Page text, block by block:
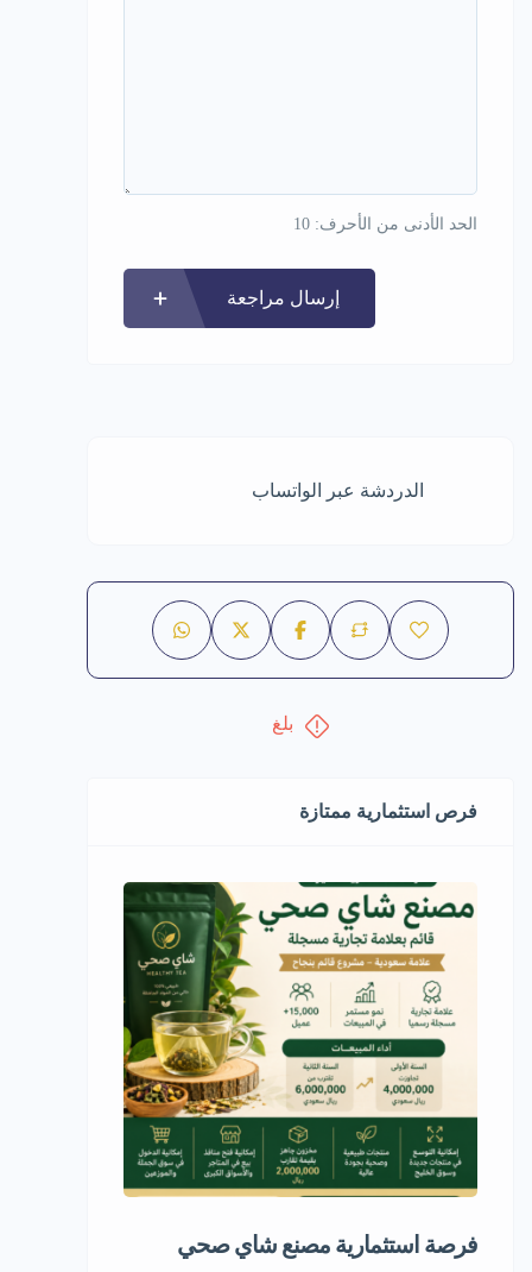
الحد الأدنى من الأحرف: 10
إرسال مراجعة
الدردشة عبر الواتساب
بلغ
فرص استثمارية ممتازة
فرصة استثمارية مصنع شاي صحي